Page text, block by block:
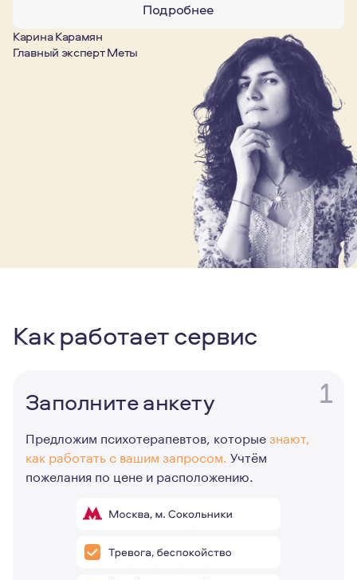
Подробнее
Карина Карамян
Главный эксперт Меты
Как работает сервис
1
Заполните анкету
Предложим психотерапевтов, которыезнают,
как работать с вашим запросом. Учтём
пожелания по цене и расположению.